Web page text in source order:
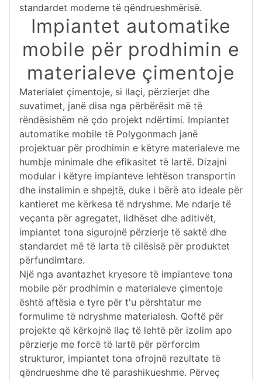
standardet moderne të qëndrueshmërisë.
Impiantet automatike
mobile për prodhimin e
materialeve çimentoje
Materialet çimentoje, si llaçi, përzierjet dhe
suvatimet, janë disa nga përbërësit më të
rëndësishëm në çdo projekt ndërtimi. Impiantet
automatike mobile të Polygonmach janë
projektuar për prodhimin e këtyre materialeve me
humbje minimale dhe efikasitet të lartë. Dizajni
modular i këtyre impianteve lehtëson transportin
dhe instalimin e shpejtë, duke i bërë ato ideale për
kantieret me kërkesa të ndryshme. Me ndarje të
veçanta për agregatet, lidhëset dhe aditivët,
impiantet tona sigurojnë përzierje të saktë dhe
standardet më të larta të cilësisë për produktet
përfundimtare.
Një nga avantazhet kryesore të impianteve tona
mobile për prodhimin e materialeve çimentoje
është aftësia e tyre për t'u përshtatur me
formulime të ndryshme materialesh. Qoftë për
projekte që kërkojnë llaç të lehtë për izolim apo
përzierje me forcë të lartë për përforcim
strukturor, impiantet tona ofrojnë rezultate të
qëndrueshme dhe të parashikueshme. Përveç